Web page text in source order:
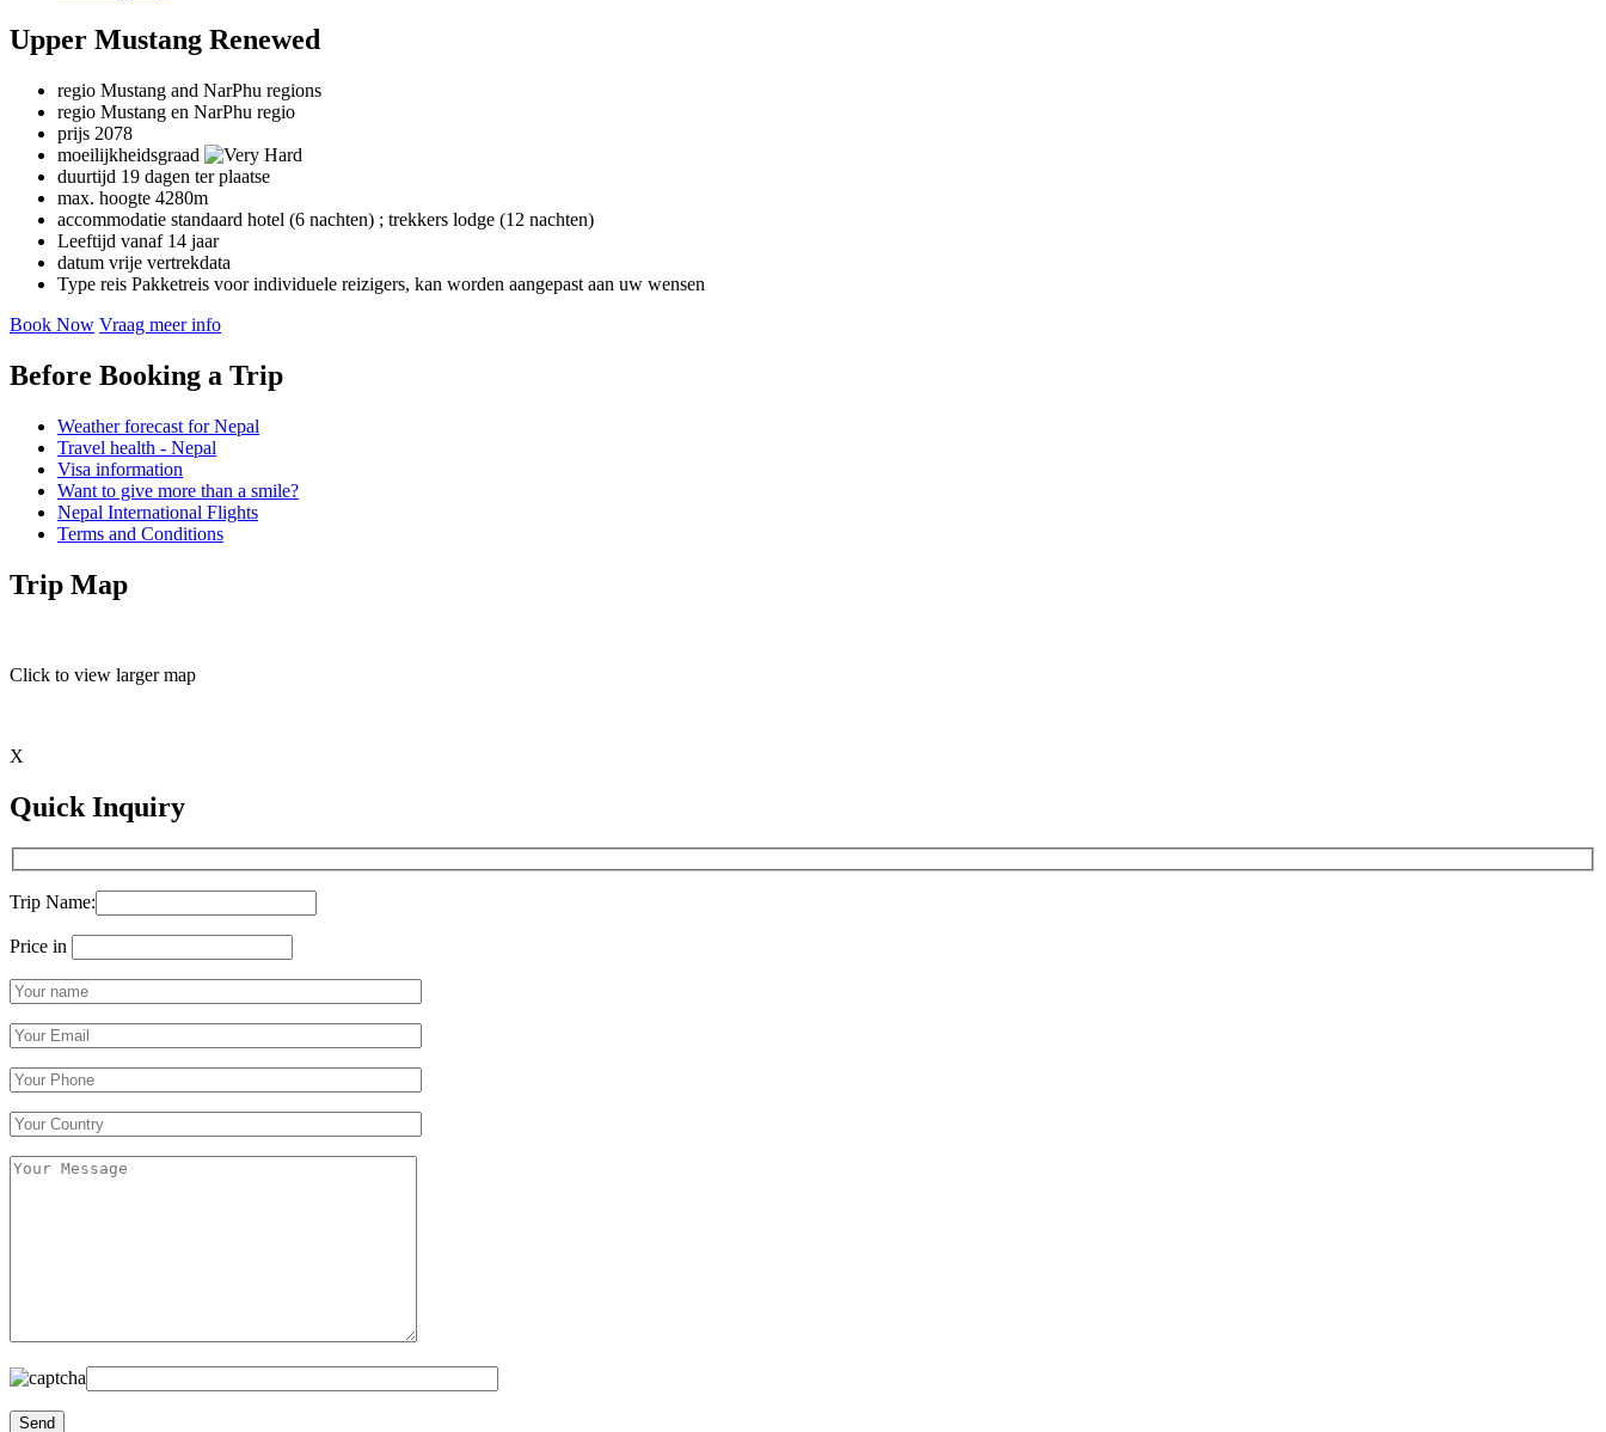
Upper Mustang Renewed
regio Mustang and NarPhu regions
regio Mustang en NarPhu regio
prijs 2078
moeilijkheidsgraad
duurtijd 19 dagen ter plaatse
max. hoogte 4280m
accommodatie standaard hotel (6 nachten) ; trekkers lodge (12 nachten)
Leeftijd vanaf 14 jaar
datum vrije vertrekdata
Type reis Pakketreis voor individuele reizigers, kan worden aangepast aan uw wensen
Book Now Vraag meer info
Before Booking a Trip
Weather forecast for Nepal
Travel health - Nepal
Visa information
Want to give more than a smile?
Nepal International Flights
Terms and Conditions
Trip Map
Click to view larger map
X
Quick Inquiry
Trip Name:
Price in